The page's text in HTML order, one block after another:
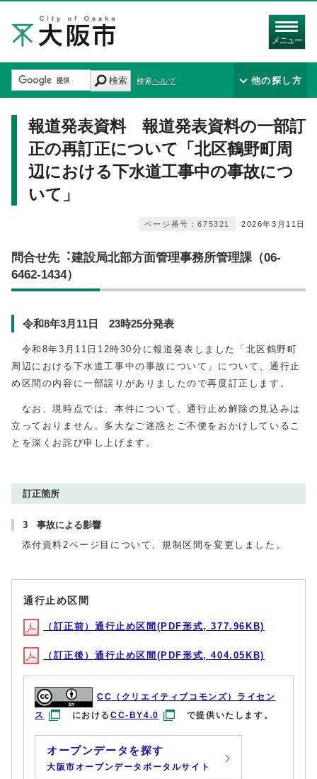
メニュー
検索 検索ヘルプ 他の探し方
報道発表資料 報道発表資料の一部訂
正の再訂正について「北区鶴野町周
辺における下水道工事中の事故につ
いて」
2026年3月11日
ページ番号：675321
問合せ先︓建設局北部方面管理事務所管理課（06-
6462-1434）
令和8年3⽉11⽇ 23時25分発表
令和8年3月11日12時30分に報道発表しました「北区鶴野町
周辺における下水道工事中の事故について」について、通行止
め区間の内容に一部誤りがありましたので再度訂正します。
なお、現時点では、本件について、通行止め解除の見込みは
立っておりません。多大なご迷惑とご不便をおかけしているこ
とを深くお詫び申し上げます。
訂正箇所
3 事故による影響
添付資料2ページ目について、規制区間を変更しました。
通行止め区間
（訂正前）通行止め区間(PDF形式, 377.96KB)
（訂正後）通行止め区間(PDF形式, 404.05KB)
CC（クリエイティブコモンズ）ライセン
ス
におけるCC-BY4.0 で提供いたします。
オープンデータを探す
大阪市オープンデータポータルサイト